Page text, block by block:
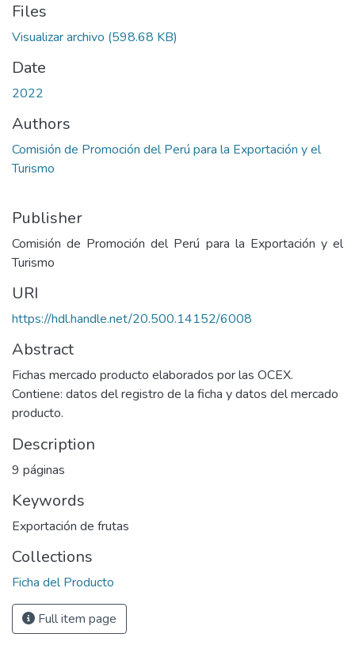
Files
Visualizar archivo (598.68 KB)
Date
2022
Authors
Comisión de Promoción del Perú para la Exportación y el
Turismo
Publisher
Comisión de Promoción del Perú para la Exportación y el
Turismo
URI
https://hdl.handle.net/20.500.14152/6008
Abstract
Fichas mercado producto elaborados por las OCEX.
Contiene: datos del registro de la ficha y datos del mercado
producto.
Description
9 páginas
Keywords
Exportación de frutas
Collections
Ficha del Producto
Full item page